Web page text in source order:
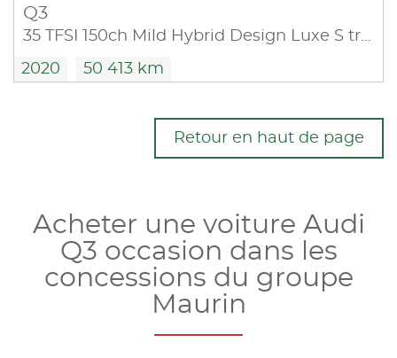
Q3
35 TFSI 150ch Mild Hybrid Design Luxe S tronic 7
2020 50 413 km
Retour en haut de page
Acheter une voiture Audi
Q3 occasion dans les
concessions du groupe
Maurin